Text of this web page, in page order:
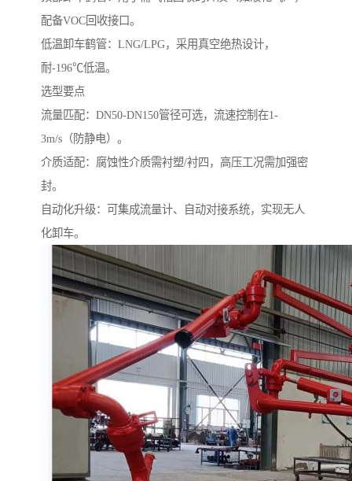
配备VOC回收接口。
低温卸车鹤管：LNG/LPG，采用真空绝热设计，
耐-196℃低温。
选型要点
流量匹配：DN50-DN150管径可选，流速控制在1-
3m/s（防静电）。
介质适配：腐蚀性介质需衬塑/衬四，高压工况需加强密
封。
自动化升级：可集成流量计、自动对接系统，实现无人
化卸车。